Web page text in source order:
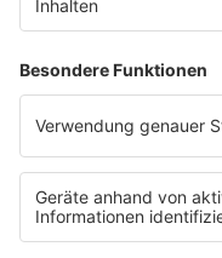
Joan Jett &
30.12.2024